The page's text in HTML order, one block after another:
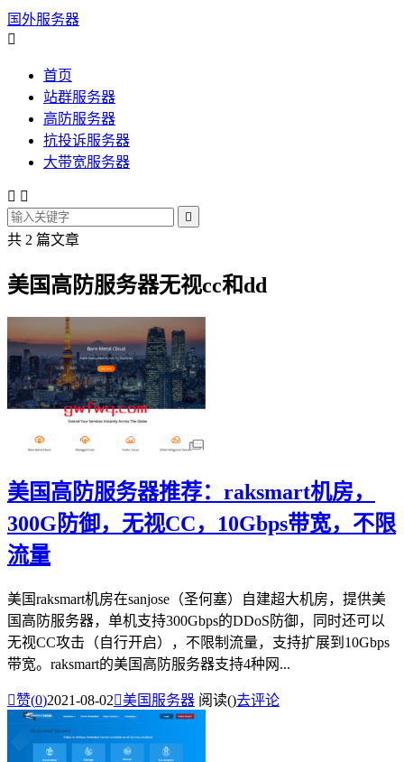
国外服务器

首页
站群服务器
高防服务器
抗投诉服务器
大带宽服务器
 

共 2 篇文章
美国高防服务器无视cc和dd
美国高防服务器推荐：raksmart机房，
300G防御，无视CC，10Gbps带宽，不限
流量
美国raksmart机房在sanjose（圣何塞）自建超大机房，提供美
国高防服务器，单机支持300Gbps的DDoS防御，同时还可以
无视CC攻击（自行开启），不限制流量，支持扩展到10Gbps
带宽。raksmart的美国高防服务器支持4种网...
赞(0)2021-08-02美国服务器 阅读()去评论